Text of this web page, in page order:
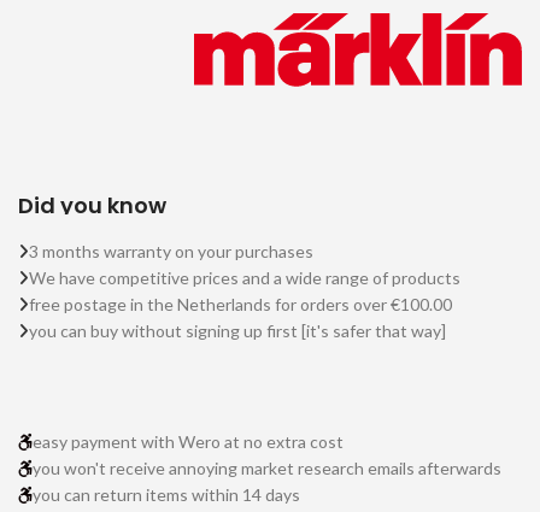
Did you know
3 months warranty on your purchases
We have competitive prices and a wide range of products
free postage in the Netherlands for orders over €100.00
you can buy without signing up first [it's safer that way]
easy payment with Wero at no extra cost
you won't receive annoying market research emails afterwards
you can return items within 14 days